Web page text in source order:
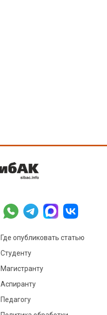
Где опубликовать статью
Студенту
Магистранту
Аспиранту
Педагогу